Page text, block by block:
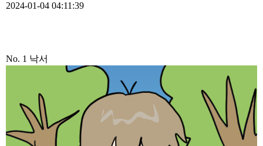
2024-01-04 04:11:39
No. 1 낙서